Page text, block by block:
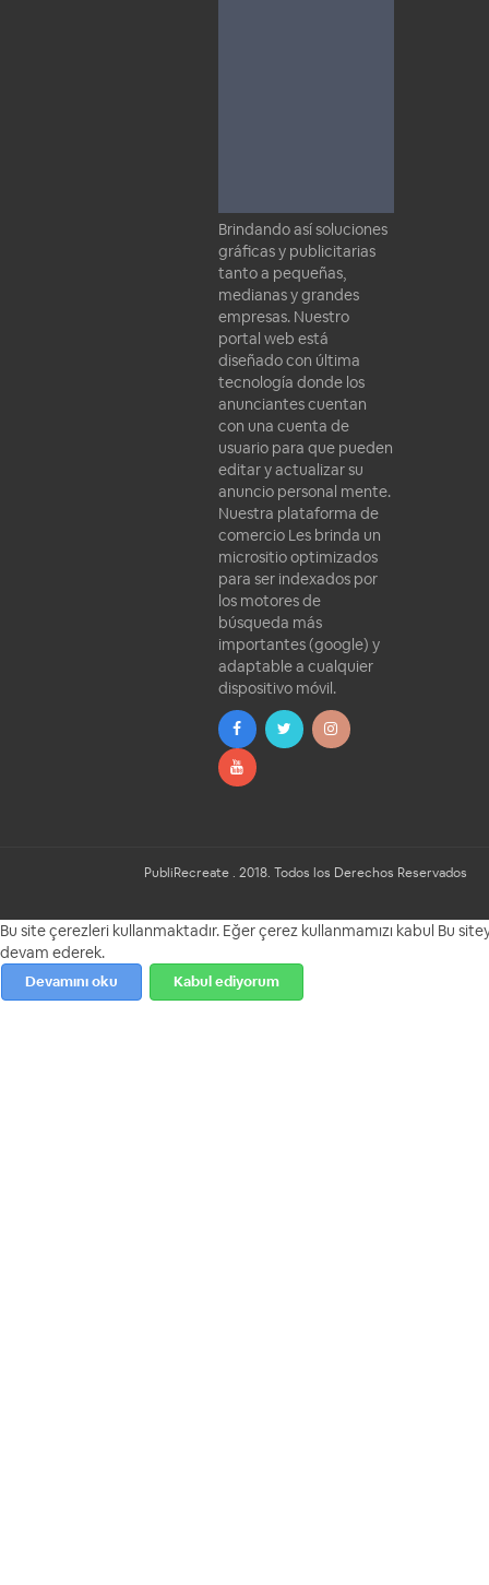
Brindando así soluciones
gráficas y publicitarias
tanto a pequeñas,
medianas y grandes
empresas. Nuestro
portal web está
diseñado con última
tecnología donde los
anunciantes cuentan
con una cuenta de
usuario para que pueden
editar y actualizar su
anuncio personal mente.
Nuestra plataforma de
comercio Les brinda un
micrositio optimizados
para ser indexados por
los motores de
búsqueda más
importantes (google) y
adaptable a cualquier
dispositivo móvil.
PubliRecreate . 2018. Todos los Derechos Reservados
Bu site çerezleri kullanmaktadır. Eğer çerez kullanmamızı kabul Bu
devam ederek.
Devamını oku Kabul ediyorum